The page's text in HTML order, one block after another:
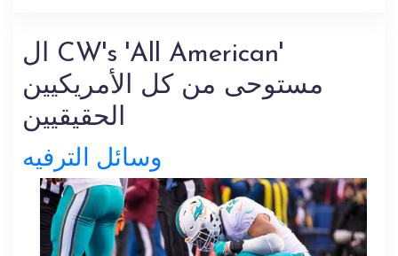
ال CW's 'All American'
مستوحى من كل الأمريكيين
الحقيقيين
وسائل الترفيه